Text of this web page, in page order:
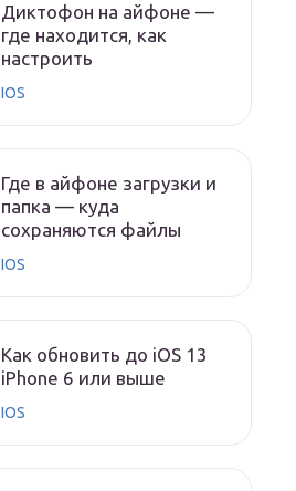
Диктофон на айфоне —
где находится, как
настроить
IOS
Где в айфоне загрузки и
папка — куда
сохраняются файлы
IOS
Как обновить до iOS 13
iPhone 6 или выше
IOS